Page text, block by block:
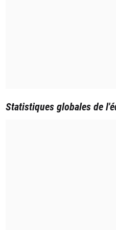
Statistiques globales de